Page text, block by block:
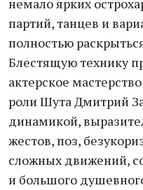
немало ярких
партий, танцев и
полностью
Блестящую технику
актерское
роли Шута Дмитрий
динамикой,
жестов, поз,
сложных движений,
и большого